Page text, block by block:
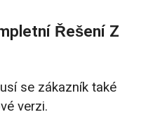
Řešení Z
se zákazník také
verzi.